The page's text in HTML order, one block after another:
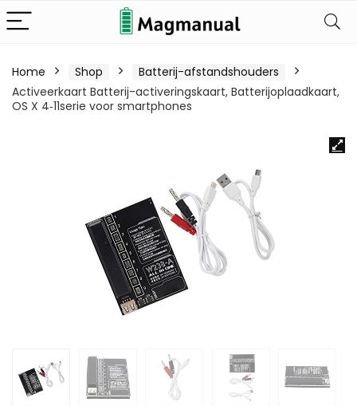
Home Shop
Batterij-afstandshouders
Activeerkaart Batterij-activeringskaart, Batterijoplaadkaart,
OS X 4‑11serie voor smartphones